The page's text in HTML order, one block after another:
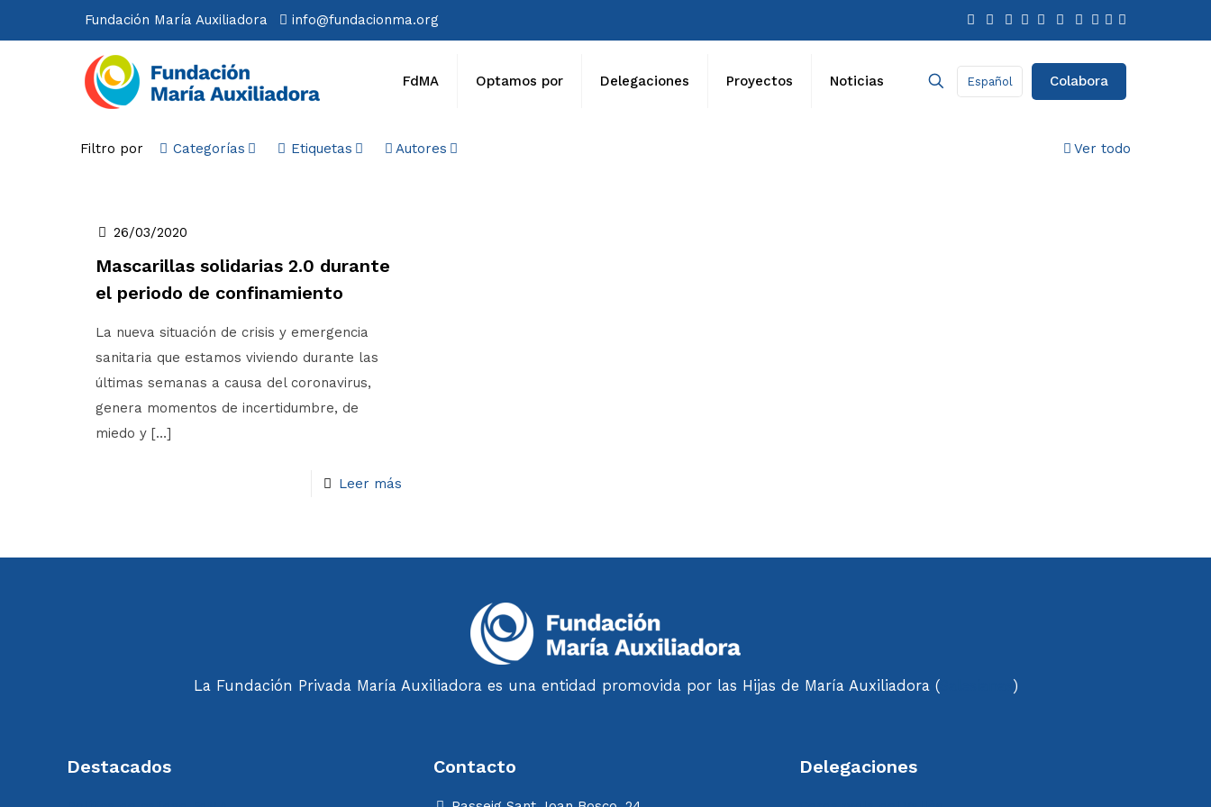
Fundación María Auxiliadora info@fundacionma.org
FdMA Optamos por Delegaciones Proyectos Noticias Español Colabora
Filtro por Categorías Etiquetas Autores Ver todo
26/03/2020
Mascarillas solidarias 2.0 durante
el periodo de confinamiento
La nueva situación de crisis y emergencia
sanitaria que estamos viviendo durante las
últimas semanas a causa del coronavirus,
genera momentos de incertidumbre, de
miedo y[…]
Leer más
La Fundación Privada María Auxiliadora es una entidad promovida por las Hijas de María Auxiliadora (Salesianas )
Destacados Contacto Delegaciones